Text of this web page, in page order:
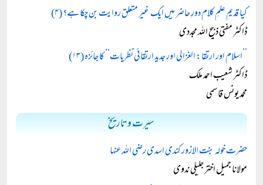
کیا قدیم علمِ کلام دورِ حاضر میں ایک غیر متعلق روایت بن چکا ہے؟ (۴)
ڈاکٹر مفتی ذبیح اللہ مجددی
’’اسلام اور ارتقا: الغزالی اور جدید ارتقائی نظریات‘‘ کا جائزہ (۱۳)
ڈاکٹر شعیب احمد ملک
محمد یونس قاسمی
سیرت و تاریخ
حضرت خولہ بنت الازور کندی اسدی رضی اللہ عنہا
مولانا جمیل اختر جلیلی ندوی